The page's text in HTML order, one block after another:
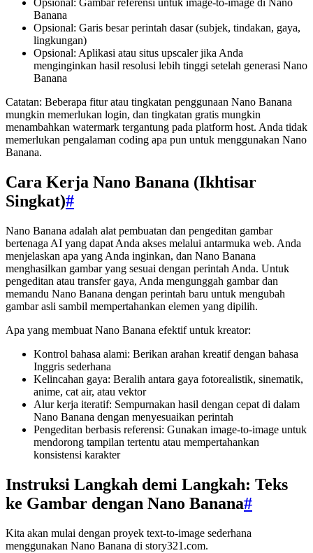
Opsional: Gambar referensi untuk image-to-image di Nano
Banana
Opsional: Garis besar perintah dasar (subjek, tindakan, gaya,
lingkungan)
Opsional: Aplikasi atau situs upscaler jika Anda
menginginkan hasil resolusi lebih tinggi setelah generasi Nano
Banana
Catatan: Beberapa fitur atau tingkatan penggunaan Nano Banana
mungkin memerlukan login, dan tingkatan gratis mungkin
menambahkan watermark tergantung pada platform host. Anda tidak
memerlukan pengalaman coding apa pun untuk menggunakan Nano
Banana.
Cara Kerja Nano Banana (Ikhtisar
Singkat)#
Nano Banana adalah alat pembuatan dan pengeditan gambar
bertenaga AI yang dapat Anda akses melalui antarmuka web. Anda
menjelaskan apa yang Anda inginkan, dan Nano Banana
menghasilkan gambar yang sesuai dengan perintah Anda. Untuk
pengeditan atau transfer gaya, Anda mengunggah gambar dan
memandu Nano Banana dengan perintah baru untuk mengubah
gambar asli sambil mempertahankan elemen yang dipilih.
Apa yang membuat Nano Banana efektif untuk kreator:
Kontrol bahasa alami: Berikan arahan kreatif dengan bahasa
Inggris sederhana
Kelincahan gaya: Beralih antara gaya fotorealistik, sinematik,
anime, cat air, atau vektor
Alur kerja iteratif: Sempurnakan hasil dengan cepat di dalam
Nano Banana dengan menyesuaikan perintah
Pengeditan berbasis referensi: Gunakan image-to-image untuk
mendorong tampilan tertentu atau mempertahankan
konsistensi karakter
Instruksi Langkah demi Langkah: Teks
ke Gambar dengan Nano Banana#
Kita akan mulai dengan proyek text-to-image sederhana
menggunakan Nano Banana di story321.com.